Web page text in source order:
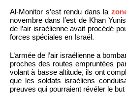
Al-Monitor s’est rendu dans la
novembre dans l’est de Khan
de l’air israélienne avait procédé
forces spéciales en Israël.
L’armée de l’air israélienne a
proches des routes empruntées
volant à basse altitude, ils ont
que les soldats israéliens
preuves qui pourraient révéler le